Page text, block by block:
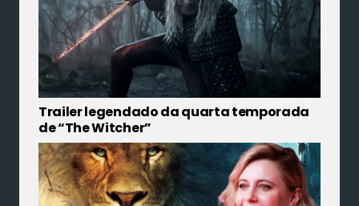
Trailer legendado da quarta temporada
de “The Witcher”